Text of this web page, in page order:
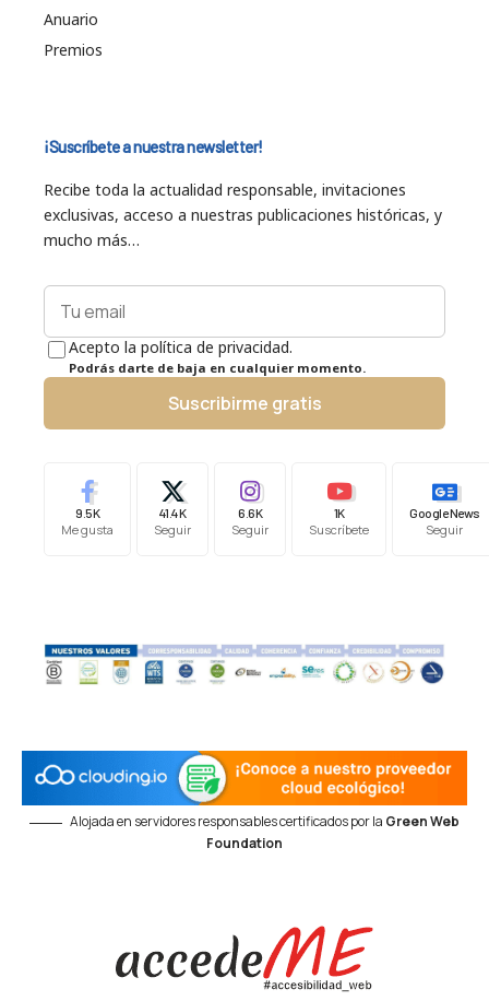
Anuario
Premios
¡Suscríbete a nuestra newsletter!
Recibe toda la actualidad responsable, invitaciones
exclusivas, acceso a nuestras publicaciones históricas, y
mucho más…
Acepto la política de privacidad.
Podrás darte de baja en cualquier momento.
Suscribirme gratis
9.5K
Me gusta
41.4K
Seguir
6.6K
Seguir
1K
Suscríbete
Google News
Seguir
Alojada en servidores responsables certificados por la Green Web
Foundation